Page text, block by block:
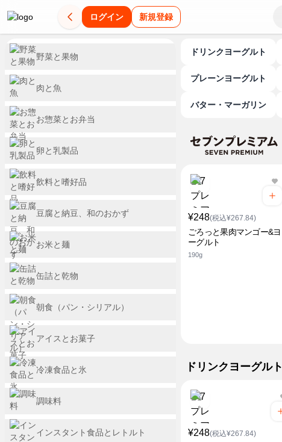
ログイン 新規登録
ドリンクヨーグルト
プレーンヨーグルト
バター・マーガリン
¥248(税込¥267.84)
ごろっと果肉マンゴー&ヨ
ーグルト
190g
ドリンクヨーグルト
¥248(税込¥267.84)
野菜と果物
肉と魚
お惣菜とお弁当
卵と乳製品
飲料と嗜好品
豆腐と納豆、和のおかず
お米と麺
缶詰と乾物
朝食（パン・シリアル）
アイスとお菓子
冷凍食品と氷
調味料
インスタント食品とレトルト